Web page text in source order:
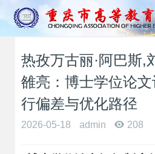
热孜万古丽·阿巴斯,
雒亮：博士学位论
行偏差与优化路径
2026-05-18 admin 208